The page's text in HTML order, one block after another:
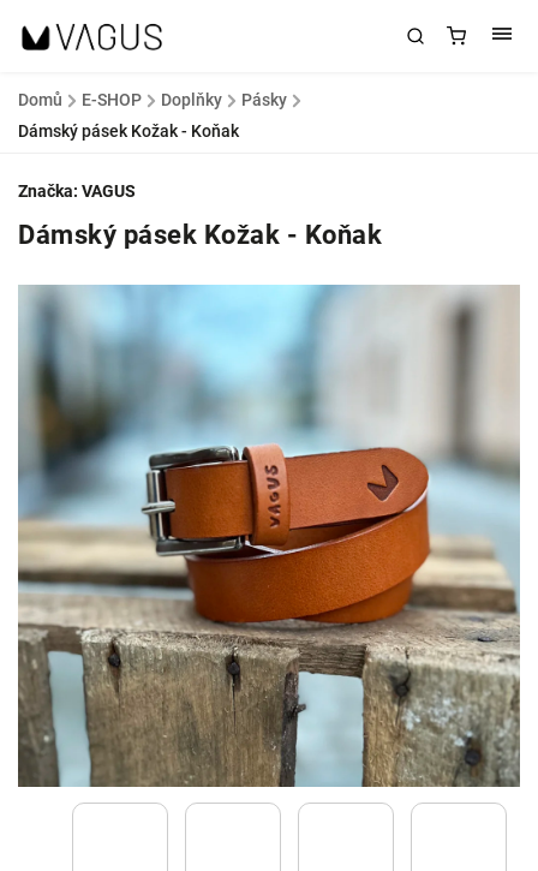
Domů / E-SHOP / Doplňky / Pásky /
Dámský pásek Kožak - Koňak
Dámský pásek Kožak - Koňak
Značka: VAGUS